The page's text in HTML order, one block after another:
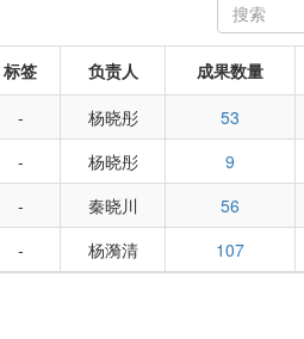
标签 负责人 成果数量
- 杨晓彤 53
- 杨晓彤 9
- 秦晓川 56
- 杨漪清 107